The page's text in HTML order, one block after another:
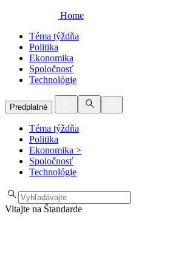
Home
Téma týždňa
Politika
Ekonomika
Spoločnosť
Technológie
Predplatné
Téma týždňa
Politika
Ekonomika >
Spoločnosť
Technológie
Vitajte na Štandarde